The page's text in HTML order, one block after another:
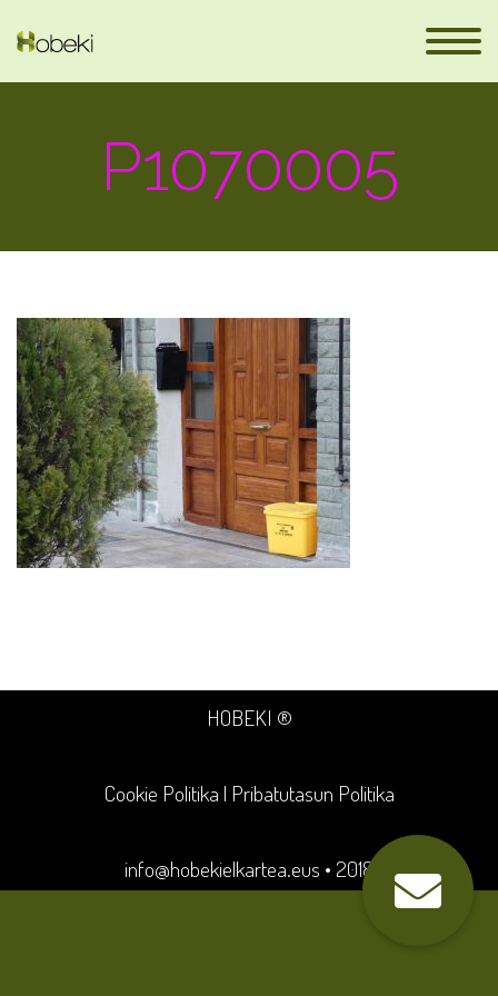
es
P1070005
HOBEKI ®
Cookie Politika | Pribatutasun Politika
info@hobekielkartea.eus • 2018